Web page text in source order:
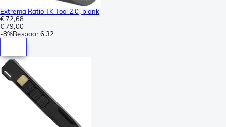
Extrema Ratio TK Tool 2.0, blank
€ 72,68
€ 79,00
-8%Bespaar6,32